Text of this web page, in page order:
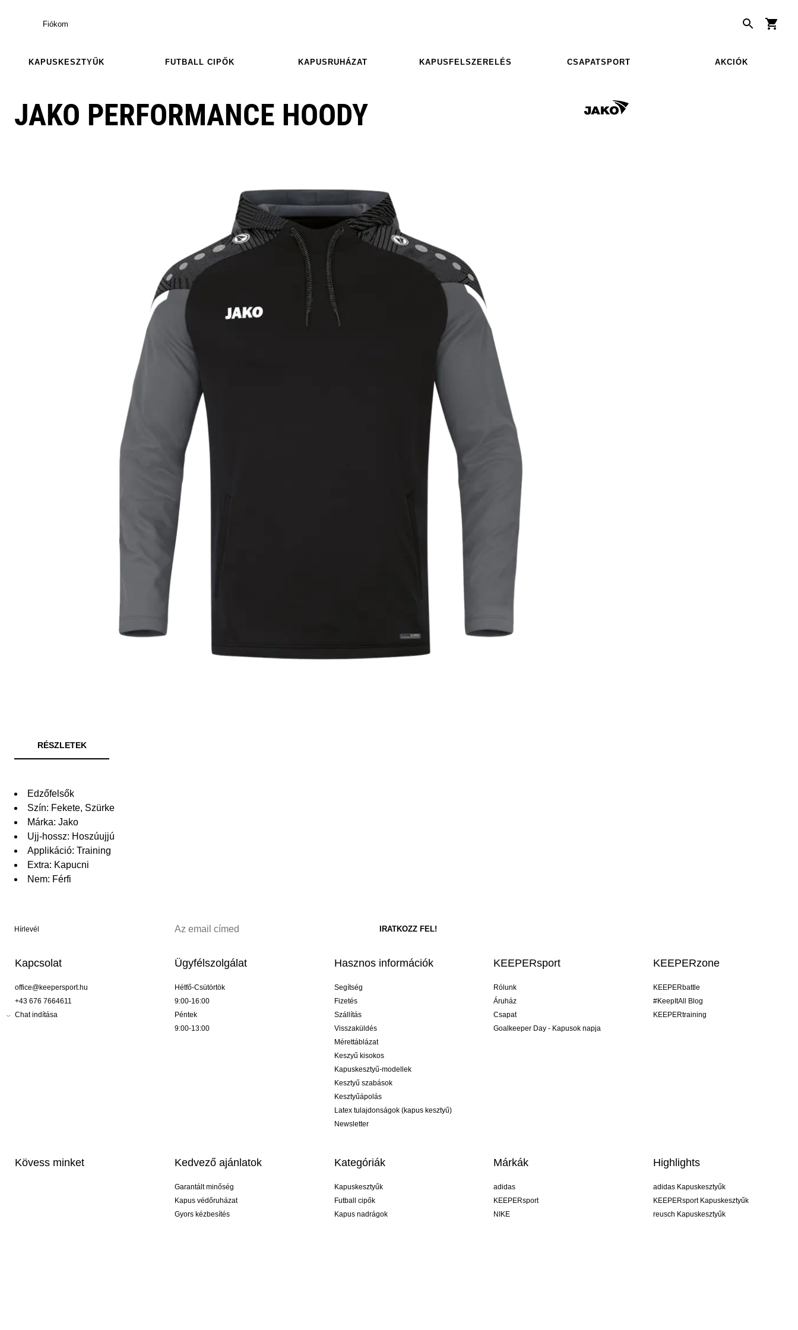
Fiókom
KAPUSKESZTYŰK FUTBALL CIPŐK KAPUSRUHÁZAT KAPUSFELSZERELÉS CSAPATSPORT AKCIÓK
JAKO PERFORMANCE HOODY
RÉSZLETEK
Edzőfelsők
Szín: Fekete, Szürke
Márka: Jako
Ujj-hossz: Hoszúujjú
Applikáció: Training
Extra: Kapucni
Nem: Férfi
Hírlevél
Kapcsolat
office@keepersport.hu
+43 676 7664611
Chat indítása
Ügyfélszolgálat
Hétfő-Csütörtök
9:00-16:00
Péntek
9:00-13:00
Hasznos információk
Segítség
Fizetés
Szállítás
Visszaküldés
Mérettáblázat
Keszyű kisokos
Kapuskesztyű-modellek
Kesztyű szabások
Kesztyűápolás
Latex tulajdonságok (kapus kesztyű)
Newsletter
KEEPERsport
Rólunk
Áruház
Csapat
Goalkeeper Day - Kapusok napja
KEEPERzone
KEEPERbattle
#KeepItAll Blog
KEEPERtraining
Kövess minket Kedvező ajánlatok
Garantált minőség
Kapus védőruházat
Gyors kézbesítés
Kategóriák
Kapuskesztyűk
Futball cipők
Kapus nadrágok
Márkák
adidas
KEEPERsport
NIKE
Highlights
adidas Kapuskesztyűk
KEEPERsport Kapuskesztyűk
reusch Kapuskesztyűk